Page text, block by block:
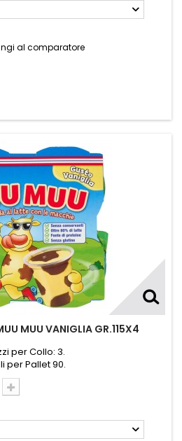
al comparatore
MUU VANIGLIA GR.115X4
per Collo: 3.
per Pallet 90.